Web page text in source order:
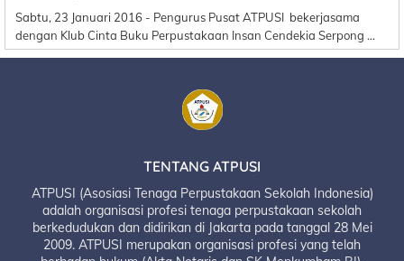
Sabtu, 23 Januari 2016 - Pengurus Pusat ATPUSI bekerjasama
dengan Klub Cinta Buku Perpustakaan Insan Cendekia Serpong …
TENTANG ATPUSI
ATPUSI (Asosiasi Tenaga Perpustakaan Sekolah Indonesia)
adalah organisasi profesi tenaga perpustakaan sekolah
berkedudukan dan didirikan di Jakarta pada tanggal 28 Mei
2009. ATPUSI merupakan organisasi profesi yang telah